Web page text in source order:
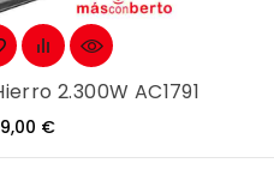
2.300W AC1791
€